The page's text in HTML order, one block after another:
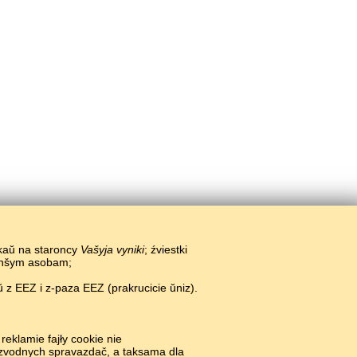
na staroncy Vašyja vyniki; źviestki
asobam;
EEZ i z-paza EEZ (prakrucicie ŭniz).
fajły cookie nie
spravazdač, a taksama dla